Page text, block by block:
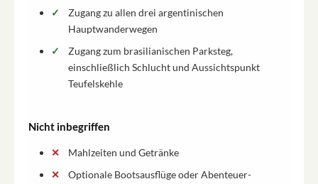
Zugang zu allen drei argentinischen
Hauptwanderwegen
Zugang zum brasilianischen Parksteg,
einschließlich Schlucht und Aussichtspunkt
Teufelskehle
Nicht inbegriffen
Mahlzeiten und Getränke
Optionale Bootsausflüge oder Abenteuer-